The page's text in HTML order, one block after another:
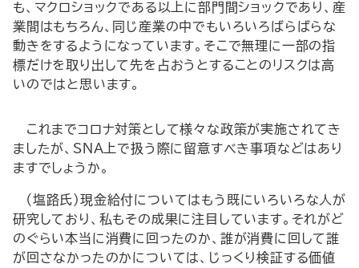
も、マクロショックである以上に部門間ショックであり、産
業間はもちろん、同じ産業の中でもいろいろばらばらな
動きをするようになっています。そこで無理に一部の指
標だけを取り出して先を占おうとすることのリスクは高
いのではと思います。
―これまでコロナ対策として様々な政策が実施されてき
ましたが、SNA上で扱う際に留意すべき事項などはあり
ますでしょうか。―
（塩路氏）現金給付についてはもう既にいろいろな人が
研究しており、私もその成果に注目しています。それがど
のぐらい本当に消費に回ったのか、誰が消費に回して誰
が回さなかったのかについては、じっくり検証する価値